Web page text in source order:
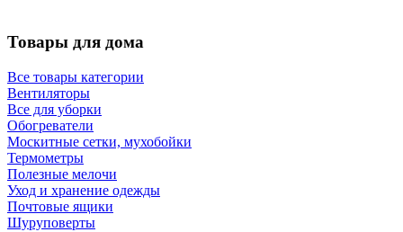
Товары для дома
Все товары категории
Вентиляторы
Все для уборки
Обогреватели
Москитные сетки, мухобойки
Термометры
Полезные мелочи
Уход и хранение одежды
Почтовые ящики
Шуруповерты